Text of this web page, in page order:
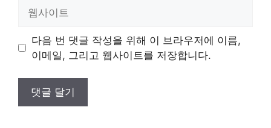
트
다음 번 댓글 작성을 위해 이 브라우저에 이름,
이메일, 그리고 웹사이트를 저장합니다.